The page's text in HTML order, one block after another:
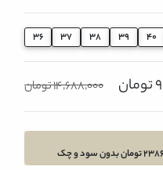
36 37 38 39 40
14,688,000 تومان